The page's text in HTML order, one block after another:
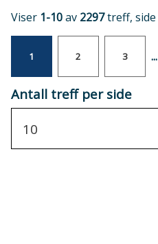
Viser 1-10av 2297treff, side
1 2 3 ...
Antall treff per side
10